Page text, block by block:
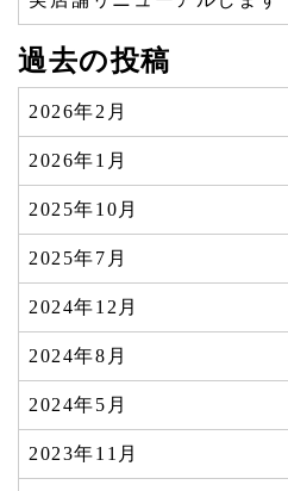
過去の投稿
2026年2月
2026年1月
2025年10月
2025年7月
2024年12月
2024年8月
2024年5月
2023年11月